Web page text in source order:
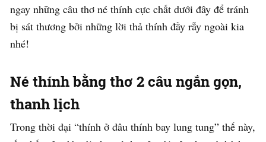
ngay những câu thơ né thính cực chất dưới đây để tránh
bị sát thương bởi những lời thả thính đầy rẫy ngoài kia
nhé!
Né thính bằng thơ 2 câu ngắn gọn,
thanh lịch
Trong thời đại “thính ở đâu thính bay lung tung” thế này,